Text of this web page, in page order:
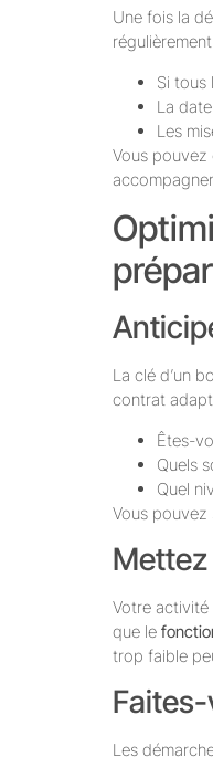
Une fois la
Si tous
La
Les
Vous
La clé d’un
contrat
Êtes-
Quels
Quel
Vous pouvez
Votre
que le
trop faible
Les